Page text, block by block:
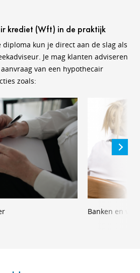
krediet (Wft) in de praktijk
diploma kun je direct aan de slag als
Je mag klanten adviseren
van een hypothecair
zoals:
Banken en